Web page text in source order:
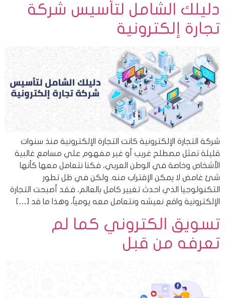
دليلك الشامل لتأسيس شركة
تجارة إلكترونية
شركة التجارة الإلكترونية كانت التجارة الإلكترونية منذ سنوات
قليلة تمثل مصطلح غريب أو غير مفهوم علي مسامع غالبية
الأشخاص وخاصة في الوطن العربي، فكنا نتعامل معها كأنها
شئ غامض لا يمكن الإقتراب منه. ولكن في ظل تطور
التكنولوجيا الذي احدث تغيير كامل بالعالم، فقد أصبحت التجارة
الإلكترونية واقع نعيشه ونتعامل معه يومياً، وهذا ما قد […]
تسويق الكتروني كما لم
تعرفه من قبل